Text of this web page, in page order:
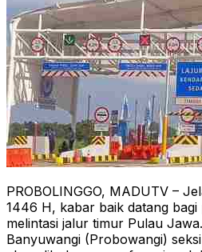
PROBOLINGGO, MADUTV –
1446 H, kabar baik datang
melintasi jalur timur Pulau
Banyuwangi (Probowangi)